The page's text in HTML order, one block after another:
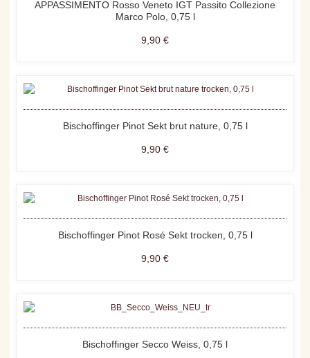
APPASSIMENTO Rosso Veneto IGT Passito Collezione
Marco Polo, 0,75 l
9,90 €
Bischoffinger Pinot Sekt brut nature, 0,75 l
9,90 €
Bischoffinger Pinot Rosé Sekt trocken, 0,75 l
9,90 €
Bischoffinger Secco Weiss, 0,75 l